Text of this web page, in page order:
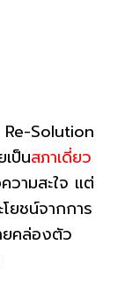
Solution
ป็นสภาเดี่ยว
วามสะใจ แต่
โยชน์จากการ
ยคล่องตัว